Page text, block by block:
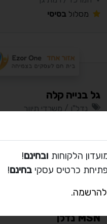
מסלול בסיסי
גל בנייה קלה
נדל"ן / משרדי תיווך
MSN נדלן
הלקוחות ובחינם!
כרטיס עסקי בחינם!
להרשמה.